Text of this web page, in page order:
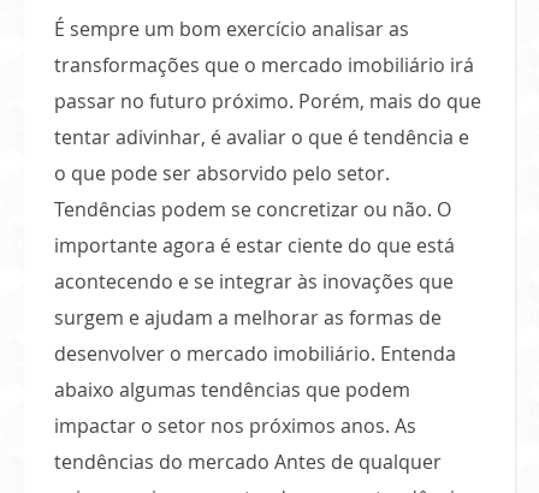
É sempre um bom exercício analisar as
transformações que o mercado imobiliário irá
passar no futuro próximo. Porém, mais do que
tentar adivinhar, é avaliar o que é tendência e
o que pode ser absorvido pelo setor.
Tendências podem se concretizar ou não. O
importante agora é estar ciente do que está
acontecendo e se integrar às inovações que
surgem e ajudam a melhorar as formas de
desenvolver o mercado imobiliário. Entenda
abaixo algumas tendências que podem
impactar o setor nos próximos anos. As
tendências do mercado Antes de qualquer